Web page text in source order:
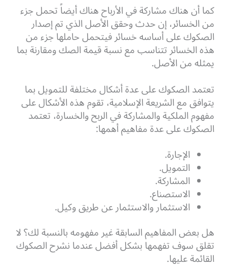
كما أن هناك مشاركة في الأرباح هناك أيضاً تحمل جزء
من الخسائر، إن حدث وحقق الأصل الذي تم إصدار
الصكوك على أساسه خسائر فيتحمل حاملها جزء من
هذه الخسائر تتناسب مع نسبة قيمة الصك ومقارنة بما
يمثله من الأصل.
تعتمد الصكوك على عدة أشكال مختلفة للتمويل بما
يتوافق مع الشريعة الإسلامية، تقوم هذه الأشكال على
مفهوم الملكية والمشاركة في الربح والخسارة، تعتمد
الصكوك على عدة مفاهيم أهمها:
الإجارة.
التمويل.
المشاركة.
الاستصناع.
الاستثمار والاستثمار عن طريق وكيل.
هل بعض المفاهيم السابقة غير مفهومه بالنسبة لك؟ لا
تقلق سوف تفهمها بشكل أفضل عندما نشرح الصكوك
القائمة عليها.